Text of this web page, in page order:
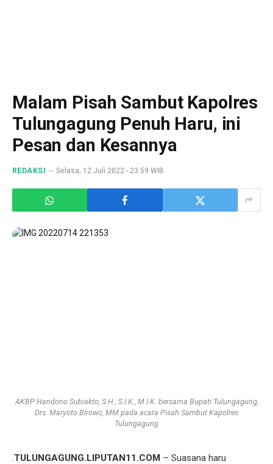
Malam Pisah Sambut Kapolres
Tulungagung Penuh Haru, ini
Pesan dan Kesannya
REDAKSI Selasa, 12 Juli 2022 - 23:59 WIB
AKBP Handono Subiakto, S.H., S.I.K., M.I.K. bersama Bupati Tulungagung,
Drs. Maryoto Birowo, MM pada acara Pisah Sambut Kapolres
Tulungagung
.TULUNGAGUNG.LIPUTAN11.COM – Suasana haru